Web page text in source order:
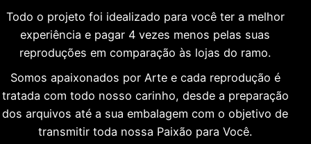
Todo o projeto foi idealizado para você ter a melhor
experiência e pagar 4 vezes menos pelas suas
reproduções em comparação às lojas do ramo.
Somos apaixonados por Arte e cada reprodução é
tratada com todo nosso carinho, desde a preparação
dos arquivos até a sua embalagem com o objetivo de
transmitir toda nossa Paixão para Você.